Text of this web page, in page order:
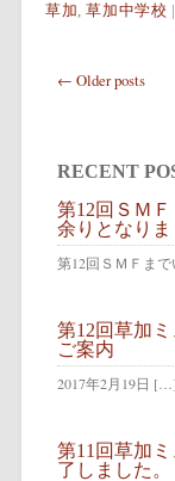
草加 ,草加中学校 |
Post
← Older posts
RECENT
第12回ＳＭ
余りとなりま
第12回ＳＭＦま
第12回草加
ご案内
2017年2月19日 […]
第11回草加
了しました。